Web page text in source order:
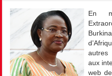
En
autres
aux
web